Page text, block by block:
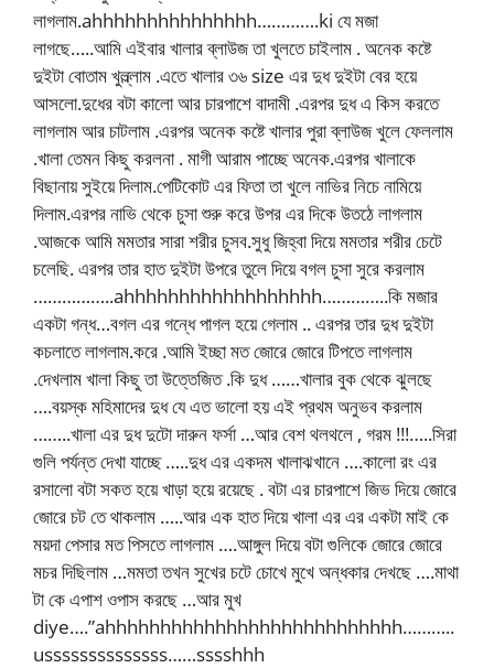
লাগলাম.ahhhhhhhhhhhhhhh………….ki যে মজা
লাগছে…..আমি এইবার খালার ব্লাউজ তা খুলতে চাইলাম . অনেক কষ্টে
দুইটা বোতাম খুল্ল্লাম .এতে খালার ৩৬ size এর দুধ দুইটা বের হয়ে
আসলো.দুধের বটা কালো আর চারপাশে বাদামী .এরপর দুধ এ কিস করতে
লাগলাম আর চাটলাম .এরপর অনেক কষ্টে খালার পুরা ব্লাউজ খুলে ফেললাম
.খালা তেমন কিছু করলনা . মাগী আরাম পাচ্ছে অনেক.এরপর খালাকে
বিছানায় সুইয়ে দিলাম.পেটিকোট এর ফিতা তা খুলে নাভির নিচে নামিয়ে
দিলাম.এরপর নাভি থেকে চুসা শুরু করে উপর এর দিকে উতঠে লাগলাম
.আজকে আমি মমতার সারা শরীর চুসব.সুধু জিহ্বা দিয়ে মমতার শরীর চেটে
চলেছি. এরপর তার হাত দুইটা উপরে তুলে দিয়ে বগল চুসা সুরে করলাম
……………..ahhhhhhhhhhhhhhhhhh…………..কি মজার
একটা গন্ধ…বগল এর গন্ধে পাগল হয়ে গেলাম .. এরপর তার দুধ দুইটা
কচলাতে লাগলাম.করে .আমি ইচ্ছা মত জোরে জোরে টিপতে লাগলাম
.দেখলাম খালা কিছু তা উত্তেজিত .কি দুধ ……খালার বুক থেকে ঝুলছে
….বয়স্ক মহিমাদের দুধ যে এত ভালো হয় এই প্রথম অনুভব করলাম
……..খালা এর দুধ দুটো দারুন ফর্সা …আর বেশ থলথলে , গরম !!!…..সিরা
গুলি পর্যন্ত দেখা যাচ্ছে …..দুধ এর একদম খালাঝখানে ….কালো রং এর
রসালো বটা সকত হয়ে খাড়া হয়ে রয়েছে . বটা এর চারপাশে জিভ দিয়ে জোরে
জোরে চট তে থাকলাম …..আর এক হাত দিয়ে খালা এর এর একটা মাই কে
ময়দা পেসার মত পিসতে লাগলাম ….আঙ্গুল দিয়ে বটা গুলিকে জোরে জোরে
মচর দিছিলাম …মমতা তখন সুখের চটে চোখে মুখে অন্ধকার দেখছে ….মাথা
টা কে এপাশ ওপাস করছে …আর মুখ
diye….”ahhhhhhhhhhhhhhhhhhhhhhhhhhh………..
ussssssssssssss……sssshhh